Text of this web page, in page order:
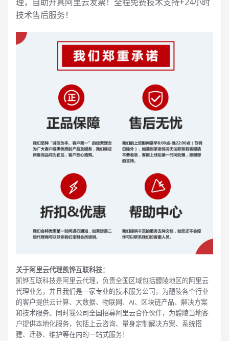
技术售后服务！
关于阿里云代理凯铧互联科技：
凯铧互联科技是阿里云代理，负责全国区域包括醴陵地区的阿里云
代理业务，并且我们是一家专业的技术服务公司，为醴陵各个行业
的客户提供云计算、大数据、物联网、AI、区块链产品、解决方案
和技术服务。同时我公司全国招募阿里云合作伙伴，为醴陵当地客
户提供本地化服务，包括上云咨询、量身定制解决方案、系统搭
建、迁移、维护等在内的一站式服务！